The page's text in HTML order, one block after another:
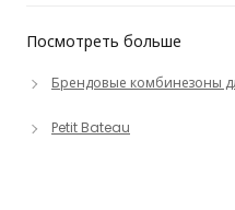
Посмотреть больше
Брендовые комбинезоны
Petit Bateau